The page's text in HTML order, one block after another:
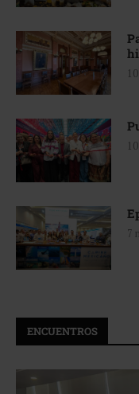
7
ENCUENTROS